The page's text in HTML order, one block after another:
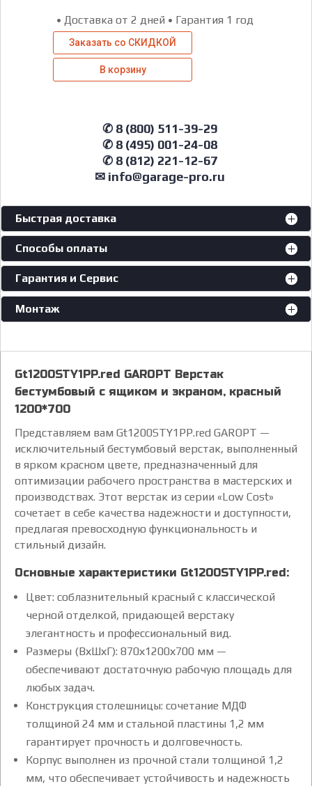
• Доставка от 2 дней • Гарантия 1 год
Заказать со СКИДКОЙ
В корзину
✆ 8 (800) 511-39-29
✆ 8 (495) 001-24-08
✆ 8 (812) 221-12-67
✉ info@garage-pro.ru
Быстрая доставка
Способы оплаты
Гарантия и Сервис
Монтаж
Gt1200STY1PP.red GAROPT Верстак
бестумбовый с ящиком и экраном, красный
1200*700
Представляем вам Gt1200STY1PP.red GAROPT —
исключительный бестумбовый верстак, выполненный
в ярком красном цвете, предназначенный для
оптимизации рабочего пространства в мастерских и
производствах. Этот верстак из серии «Low Cost»
сочетает в себе качества надежности и доступности,
предлагая превосходную функциональность и
стильный дизайн.
Основные характеристики Gt1200STY1PP.red:
Цвет: соблазнительный красный с классической
черной отделкой, придающей верстаку
элегантность и профессиональный вид.
Размеры (ВхШхГ): 870х1200х700 мм —
обеспечивают достаточную рабочую площадь для
любых задач.
Конструкция столешницы: сочетание МДФ
толщиной 24 мм и стальной пластины 1,2 мм
гарантирует прочность и долговечность.
Корпус выполнен из прочной стали толщиной 1,2
мм, что обеспечивает устойчивость и надежность